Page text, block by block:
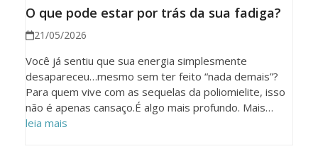
O que pode estar por trás da sua fadiga?
21/05/2026
Você já sentiu que sua energia simplesmente
desapareceu…mesmo sem ter feito “nada demais”?
Para quem vive com as sequelas da poliomielite, isso
não é apenas cansaço.É algo mais profundo. Mais…
leia mais